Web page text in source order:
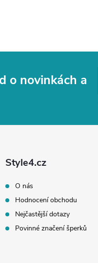
o novinkách a
Style4.cz
O nás
Hodnocení obchodu
Nejčastější dotazy
Povinné značení šperků